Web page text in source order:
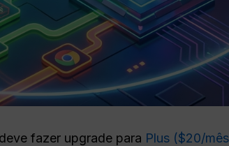
fazer upgrade para Plus ($20/